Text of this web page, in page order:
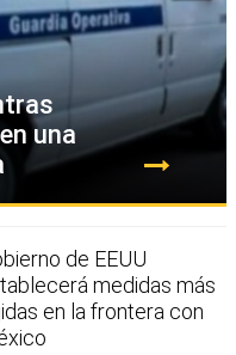
una
de EEUU
medidas más
en la frontera con